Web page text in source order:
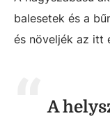
balesetek és a
és növeljék az itt
A